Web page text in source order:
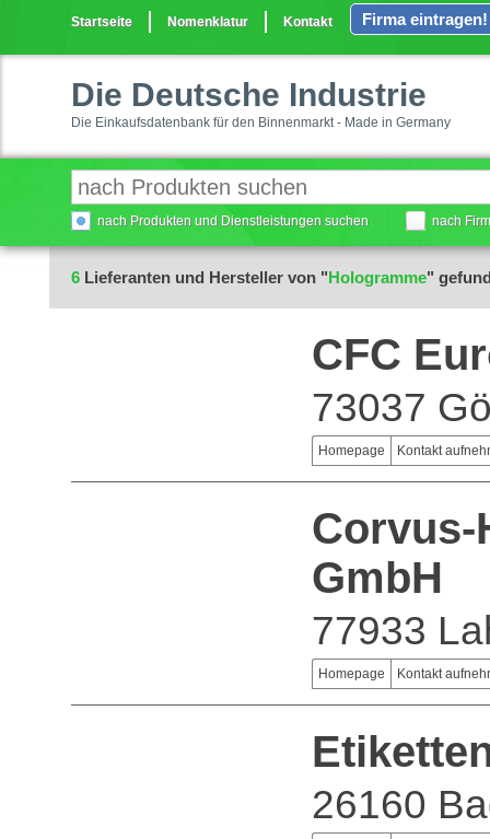
Startseite Nomenklatur Kontakt Firma eintragen!
Die Deutsche Industrie
Die Einkaufsdatenbank für den Binnenmarkt - Made in Germany
nach Produkten und Dienstleistungen suchen nach
6 Lieferanten und Hersteller von "Hologramme"
CFC
73037
Homepage Kontakt
Corvus-
GmbH
77933
Homepage Kontakt
26160